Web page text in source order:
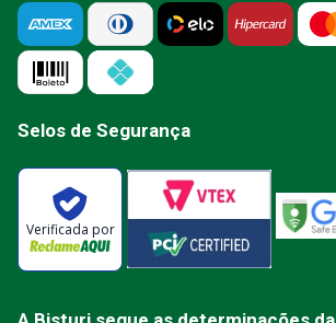
Selos de Segurança
Verificada por